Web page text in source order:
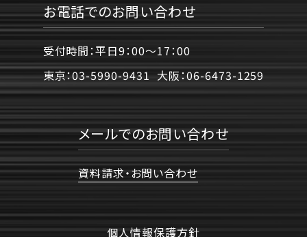
お電話でのお問い合わせ
受付時間：平日9：00〜17：00
東京：03-5990-9431 大阪：06-6473-1259
メールでのお問い合わせ
資料請求・お問い合わせ
個人情報保護方針